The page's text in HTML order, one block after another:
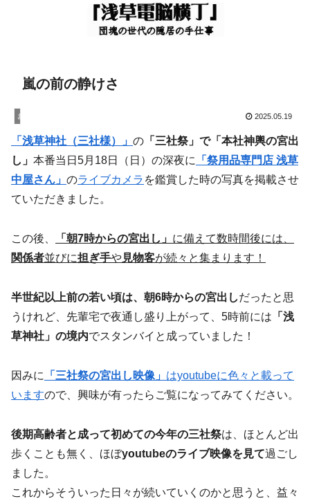
嵐の前の静けさ
お知らせ 2025.05.19
「浅草神社（三社様）」 の 「三社祭」で「本社神輿の宮出
し」 本番当日5月18日（日）の深夜に 「祭用品専門店 浅草
中屋さん」 のライブカメラ を鑑賞した時の写真を掲載させ
ていただきました。
この後、 「朝7時からの宮出し」 に備えて数時間後には、
関係者並びに担ぎ手や見物客が続々と集まります！
半世紀以上前の若い頃は、朝6時からの宮出しだったと思
うけれど、先輩宅で夜通し盛り上がって、5時前には 「浅
草神社」の境内でスタンバイと成っていました！
因みに 「三社祭の宮出し映像」 はyoutubeに色々と載って
いますので、興味が有ったらご覧になってみてください。
後期高齢者と成って初めての今年の三社祭は、ほとんど出
歩くことも無く、ほぼyoutubeのライブ映像を見て過ごし
ました。
これからそういった日々が続いていくのかと思うと、益々